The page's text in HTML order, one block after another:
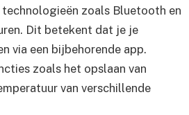
zoals Bluetooth en
Dit betekent dat je je
via een bijbehorende app.
zoals het opslaan van
van verschillende